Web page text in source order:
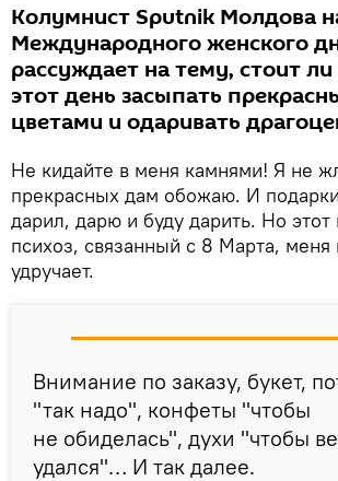
Колумнист Sputnik Молдова
Международного женского
рассуждает на тему, стоит
этот день засыпать
цветами и одаривать
Не кидайте в меня камнями! Я не
прекрасных дам обожаю. И
дарил, дарю и буду дарить. Но
психоз, связанный с 8 Марта, меня
удручает.
Внимание по заказу, букет,
"так надо", конфеты "чтобы
не обиделась", духи "чтобы
удался"… И так далее.